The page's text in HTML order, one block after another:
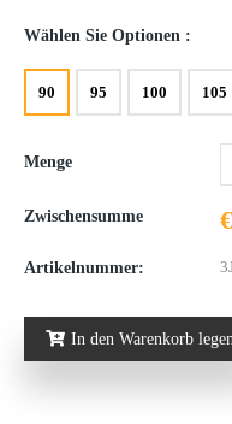
Wählen Sie Optionen :
90 95 100 105
Menge
Zwischensumme
Artikelnummer:
In den Warenkorb legen